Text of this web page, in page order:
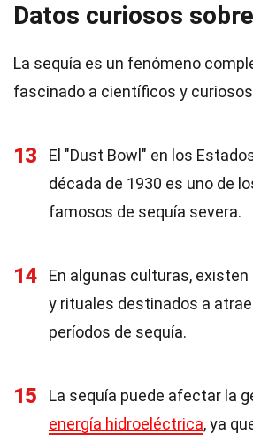
Datos curiosos
La sequía es un fenómeno
fascinado a científicos y
13
El "Dust Bowl" en los
década de 1930 es uno de
famosos de sequía severa.
14
En algunas culturas, existen
y rituales destinados a
períodos de sequía.
15
La sequía puede afectar la
energía hidroeléctrica, ya